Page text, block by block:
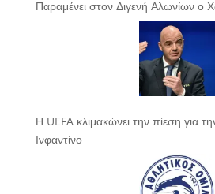
Παραμένει στον Διγενή Αλωνίων ο
Η UEFA κλιμακώνει την πίεση για
Ινφαντίνο